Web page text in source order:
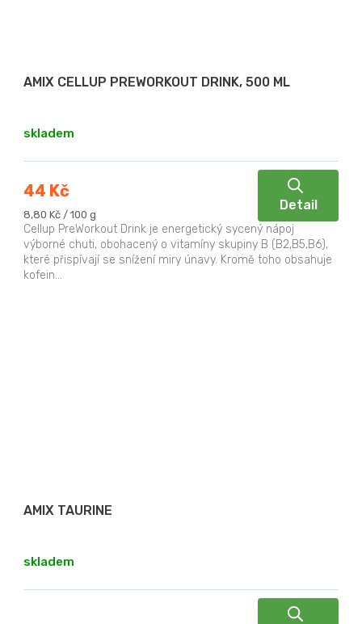
AMIX CELLUP PREWORKOUT DRINK, 500 ML
skladem
44 Kč
Měrná
cena:
8,80 Kč / 100 g
Detail
Cellup PreWorkout Drink je energetický sycený nápoj
výborné chuti, obohacený o vitamíny skupiny B (B2,B5,B6),
které přispívají se snížení miry únavy. Kromě toho obsahuje
kofein...
AMIX TAURINE
skladem